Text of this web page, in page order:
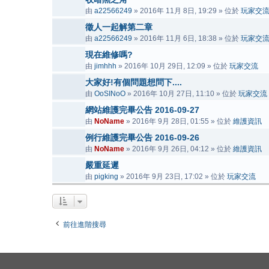
由 a22566249 » 2016年 11月 8日, 19:29 » 位於 玩家交流
徵人一起解第二章
由 a22566249 » 2016年 11月 6日, 18:38 » 位於 玩家交流
現在維修嗎?
由 jimhhh » 2016年 10月 29日, 12:09 » 位於 玩家交流
大家好!有個問題想問下....
由 OoSINoO » 2016年 10月 27日, 11:10 » 位於 玩家交流
網站維護完畢公告 2016-09-27
由 NoName » 2016年 9月 28日, 01:55 » 位於 維護資訊
例行維護完畢公告 2016-09-26
由 NoName » 2016年 9月 26日, 04:12 » 位於 維護資訊
嚴重延遲
由 pigking » 2016年 9月 23日, 17:02 » 位於 玩家交流
前往進階搜尋